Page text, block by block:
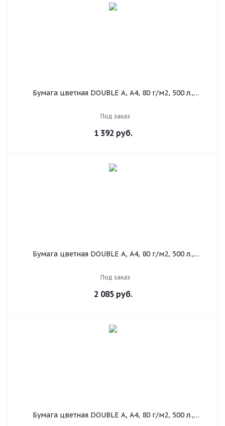
Бумага цветная DOUBLE A, А4, 80 г/м2, 500 л.,
Под заказ
1 392 руб.
Бумага цветная DOUBLE A, А4, 80 г/м2, 500 л.,
Под заказ
2 085руб.
Бумага цветная DOUBLE A, А4, 80 г/м2, 500 л.,